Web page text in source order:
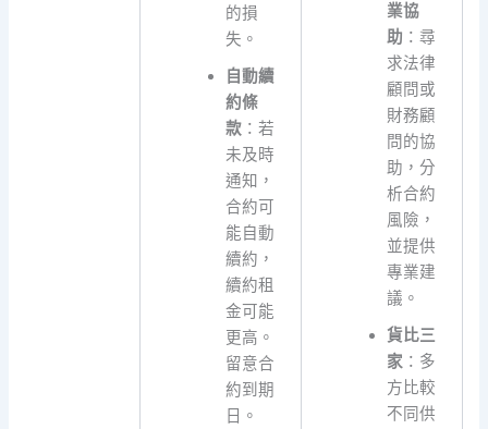
的損
失。
自動續
約條
款 ：若
未及時
通知，
合約可
能自動
續約，
續約租
金可能
更高。
留意合
約到期
日。
業協
助 ：尋
求法律
顧問或
財務顧
問的協
助，分
析合約
風險，
並提供
專業建
議。
貨比三
家 ：多
方比較
不同供